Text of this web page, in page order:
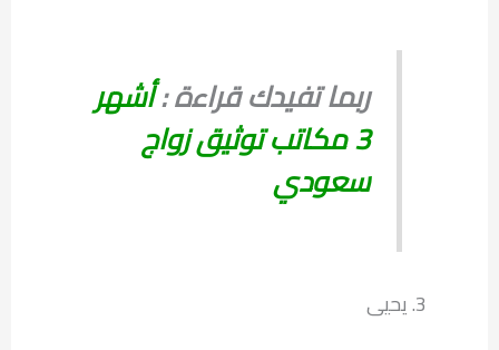
ربما تفيدك قراءة :أشهر
3 مكاتب توثيق زواج
سعودي
يحيى